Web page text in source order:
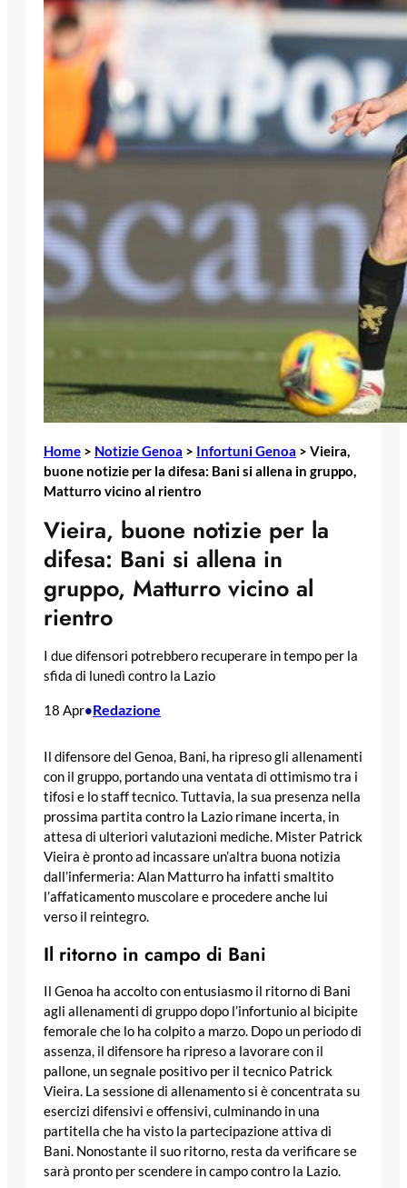
Home > Notizie Genoa > Infortuni Genoa > Vieira,
buone notizie per la difesa: Bani si allena in gruppo,
Matturro vicino al rientro
Vieira, buone notizie per la
difesa: Bani si allena in
gruppo, Matturro vicino al
rientro
I due difensori potrebbero recuperare in tempo per la
sfida di lunedì contro la Lazio
18 Apr•Redazione
Il difensore del Genoa, Bani, ha ripreso gli allenamenti
con il gruppo, portando una ventata di ottimismo tra i
tifosi e lo staff tecnico. Tuttavia, la sua presenza nella
prossima partita contro la Lazio rimane incerta, in
attesa di ulteriori valutazioni mediche. Mister Patrick
Vieira è pronto ad incassare un’altra buona notizia
dall’infermeria: Alan Matturro ha infatti smaltito
l’affaticamento muscolare e procedere anche lui
verso il reintegro.
Il ritorno in campo di Bani
Il Genoa ha accolto con entusiasmo il ritorno di Bani
agli allenamenti di gruppo dopo l’infortunio al bicipite
femorale che lo ha colpito a marzo. Dopo un periodo di
assenza, il difensore ha ripreso a lavorare con il
pallone, un segnale positivo per il tecnico Patrick
Vieira. La sessione di allenamento si è concentrata su
esercizi difensivi e offensivi, culminando in una
partitella che ha visto la partecipazione attiva di
Bani. Nonostante il suo ritorno, resta da verificare se
sarà pronto per scendere in campo contro la Lazio.